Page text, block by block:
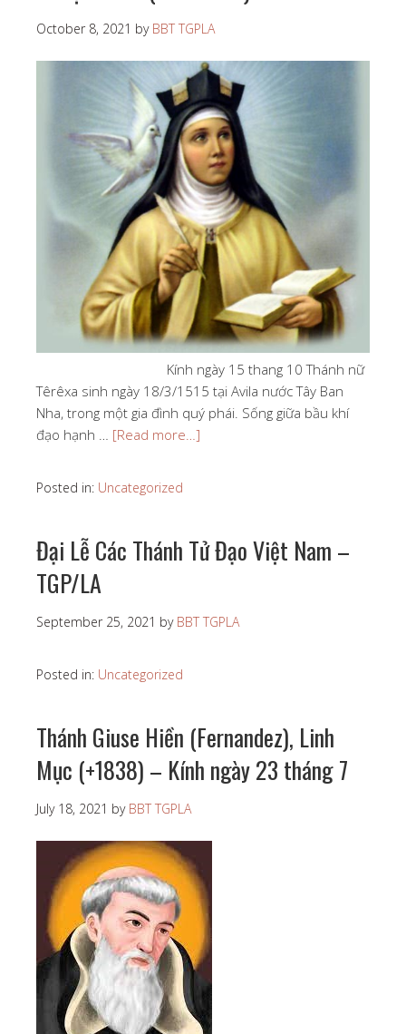
October 8, 2021 by BBT TGPLA
Kính ngày 15 thang 10 Thánh nữ
Têrêxa sinh ngày 18/3/1515 tại Avila nước Tây Ban
Nha, trong một gia đình quý phái. Sống giữa bầu khí
đạo hạnh … [Read more…]
Posted in: Uncategorized
Đại Lễ Các Thánh Tử Đạo Việt Nam –
TGP/LA
September 25, 2021 by BBT TGPLA
Posted in: Uncategorized
Thánh Giuse Hiền (Fernandez), Linh
Mục (+1838) – Kính ngày 23 tháng 7
July 18, 2021 by BBT TGPLA